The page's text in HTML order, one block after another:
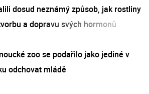
dosud neznámý způsob, jak rostliny
a dopravu svých hormonů
zoo se podařilo jako jediné v
odchovat mládě